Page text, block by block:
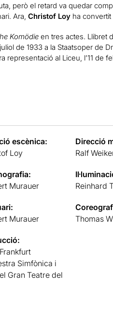
però el retard va quedar
Ara, Christof Loyha convertit
Komödieen tres actes. Llibret
juliol de 1933 a la Staatsoper de
representació al Liceu, l’11 de
escènica:
Loy
Direcció
Ralf
Murauer
Reinhard
Murauer
Thomas
Simfònica i
Gran Teatre del